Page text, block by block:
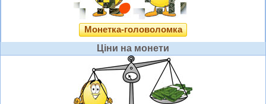
Монетка-головоломка
Ціни на монети